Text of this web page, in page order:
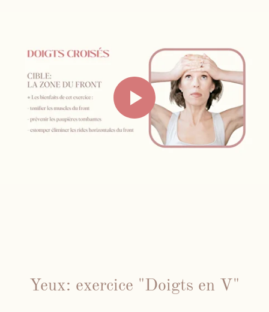
Yeux: exercice "Doigts en V"